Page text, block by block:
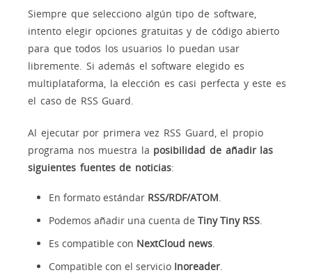
Siempre que selecciono algún tipo de software,
intento elegir opciones gratuitas y de código abierto
para que todos los usuarios lo puedan usar
libremente. Si además el software elegido es
multiplataforma, la elección es casi perfecta y este es
el caso de RSS Guard.
Al ejecutar por primera vez RSS Guard, el propio
programa nos muestra la posibilidad de añadir las
siguientes fuentes de noticias:
En formato estándar RSS/RDF/ATOM.
Podemos añadir una cuenta de Tiny Tiny RSS.
Es compatible con NextCloud news.
Compatible con el servicio Inoreader.